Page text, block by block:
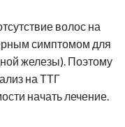
волос на
симптомом для
железы). Поэтому
на ТТГ
начать лечение.